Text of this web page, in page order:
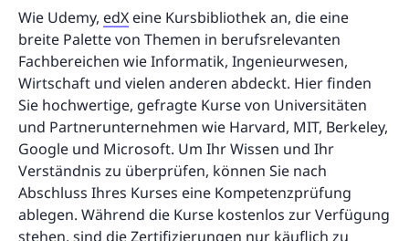
Wie Udemy, edX eine Kursbibliothek an, die eine
breite Palette von Themen in berufsrelevanten
Fachbereichen wie Informatik, Ingenieurwesen,
Wirtschaft und vielen anderen abdeckt. Hier finden
Sie hochwertige, gefragte Kurse von Universitäten
und Partnerunternehmen wie Harvard, MIT, Berkeley,
Google und Microsoft. Um Ihr Wissen und Ihr
Verständnis zu überprüfen, können Sie nach
Abschluss Ihres Kurses eine Kompetenzprüfung
ablegen. Während die Kurse kostenlos zur Verfügung
stehen, sind die Zertifizierungen nur käuflich zu